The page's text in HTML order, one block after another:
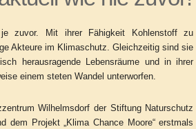
zuvor. Mit ihrer Fähigkeit Kohlenstoff zu
Akteure im Klimaschutz. Gleichzeitig sind sie
herausragende Lebensräume und in ihrer
einem steten Wandel unterworfen.
Wilhelmsdorf der Stiftung Naturschutz
dem Projekt „Klima Chance Moore“ erstmals